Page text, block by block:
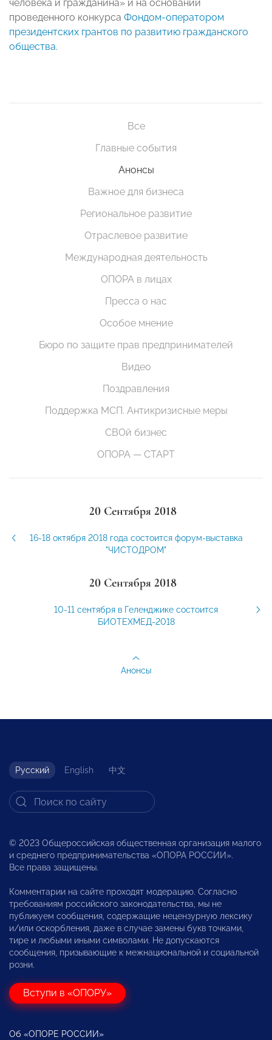
человека и гражданина» и на основании
проведенного конкурса Фондом-оператором
президентских грантов по развитию гражданского
общества.
Все
Главные события
Анонсы
Важное для бизнеса
Региональное развитие
Отраслевое развитие
Международная деятельность
ОПОРА в лицах
Пресса о нас
Особое мнение
Бюро по защите прав предпринимателей
Видео
Поздравления
Поддержка МСП. Антикризисные меры
СВОй бизнес
ОПОРА — СТАРТ
20 Сентября 2018
16-18 октября 2018 года состоится форум-выставка
"ЧИСТОДРОМ"
20 Сентября 2018
10-11 сентября в Геленджике состоится
БИОТЕХМЕД-2018
Анонсы
Русский English 中文
© 2023 Общероссийская общественная организация малого
и среднего предпринимательства «ОПОРА РОССИИ».
Все права защищены.
Комментарии на сайте проходят модерацию. Согласно
требованиям российского законодательства, мы не
публикуем сообщения, содержащие нецензурную лексику
и/или оскорбления, даже в случае замены букв точками,
тире и любыми иными символами. Не допускаются
сообщения, призывающие к межнациональной и социальной
розни.
Вступи в «ОПОРУ»
Об «ОПОРЕ РОССИИ»